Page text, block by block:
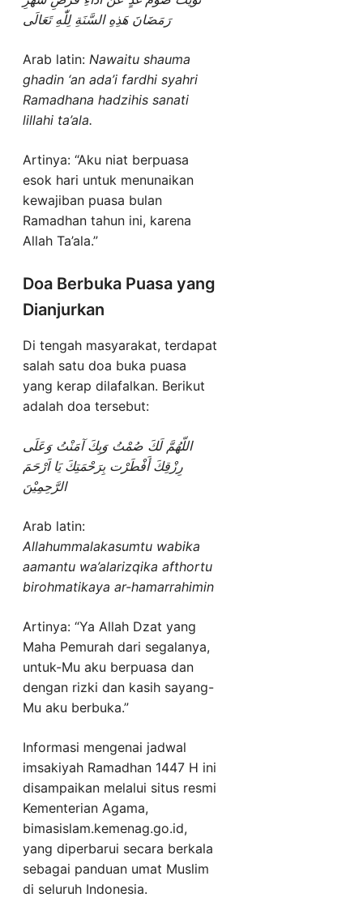
رَمَضَانَ هَذِهِ السَّنَةِ لِلّٰهِ تَعَالَى
Arab latin: Nawaitu shauma
ghadin ‘an ada’i fardhi syahri
Ramadhana hadzihis sanati
lillahi ta’ala.
Artinya: “Aku niat berpuasa
esok hari untuk menunaikan
kewajiban puasa bulan
Ramadhan tahun ini, karena
Allah Ta’ala.”
Doa Berbuka Puasa yang
Dianjurkan
Di tengah masyarakat, terdapat
salah satu doa buka puasa
yang kerap dilafalkan. Berikut
adalah doa tersebut:
اللّهُمَّ لَكَ صُمْتُ وَبِكَ آمَنْتُ وَعَلَى
رِزْقِكَ أَفْطَرْت بِرَحْمَتِكَ يَا اَرْحَمَ
الرَّحِمِيْنَ
Arab latin:
Allahummalakasumtu wabika
aamantu wa’alarizqika afthortu
birohmatikaya ar-hamarrahimin
Artinya: “Ya Allah Dzat yang
Maha Pemurah dari segalanya,
untuk-Mu aku berpuasa dan
dengan rizki dan kasih sayang-
Mu aku berbuka.”
Informasi mengenai jadwal
imsakiyah Ramadhan 1447 H ini
disampaikan melalui situs resmi
Kementerian Agama,
bimasislam.kemenag.go.id,
yang diperbarui secara berkala
sebagai panduan umat Muslim
di seluruh Indonesia.